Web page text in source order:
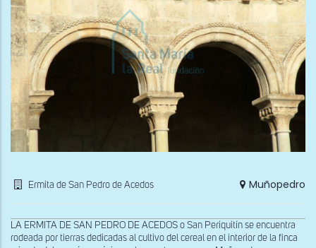
Ermita de San Pedro de Acedos Muñopedro
LA ERMITA DE SAN PEDRO DE ACEDOS o San Periquitín se encuentra
rodeada por tierras dedicadas al cultivo del cereal en el interior de la finca